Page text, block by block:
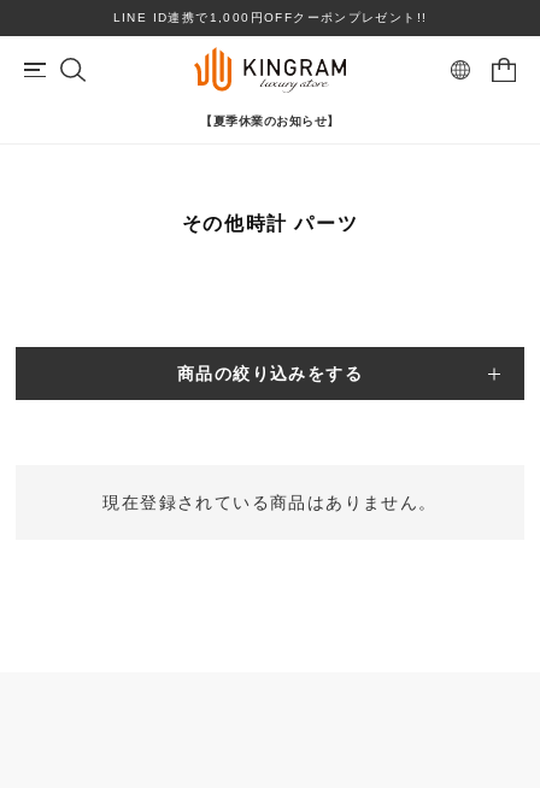
LINE ID連携で1,000円OFFクーポンプレゼント!!
リングサイズお直し対象 クーポン対象商品
PRICE DOWN
SHOPPING GUIDE
【夏季休業のお知らせ】
その他時計 パーツ
商品の絞り込みをする
現在登録されている商品はありません。